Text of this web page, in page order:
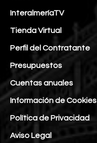
InteralmeríaTV
Tienda Virtual
Perfil del Contratante
Presupuestos
Cuentas anuales
Información de Cookies
Política de Privacidad
Aviso Legal